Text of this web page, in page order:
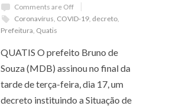
Comments are Off
Coronavírus COVID-19 decreto
Prefeitura Quatis
QUATIS O prefeito Bruno de
Souza (MDB) assinou no final da
tarde de terça-feira, dia 17, um
decreto instituindo a Situação de